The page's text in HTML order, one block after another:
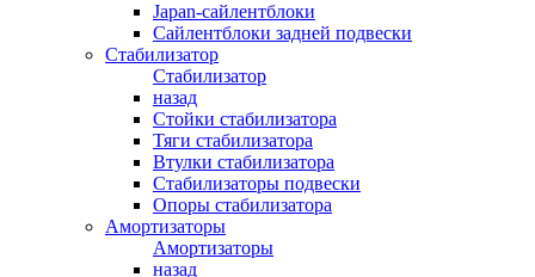
Japan-сайлентблоки
Сайлентблоки задней подвески
Стабилизатор
Стабилизатор
назад
Стойки стабилизатора
Тяги стабилизатора
Втулки стабилизатора
Стабилизаторы подвески
Опоры стабилизатора
Амортизаторы
Амортизаторы
назад